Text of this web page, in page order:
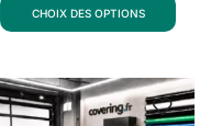
CHOIX DES OPTIONS